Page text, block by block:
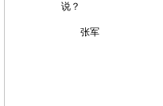
说？
张军